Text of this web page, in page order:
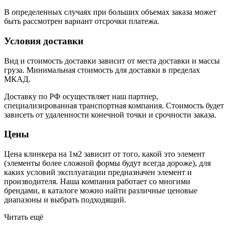
В определенных случаях при больших объемах заказа может
быть рассмотрен вариант отсрочки платежа.
Условия доставки
Вид и стоимость доставки зависит от места доставки и массы
груза. Минимальная стоимость для доставки в пределах
МКАД.
Доставку по РФ осуществляет наш партнер,
специализированная транспортная компания. Стоимость будет
зависеть от удаленности конечной точки и срочности заказа.
Цены
Цена клинкера на 1м2 зависит от того, какой это элемент
(элементы более сложной формы будут всегда дороже), для
каких условий эксплуатации предназначен элемент и
производителя. Наша компания работает со многими
брендами, в каталоге можно найти различные ценовые
диапазоны и выбрать подходящий.
Читать ещё